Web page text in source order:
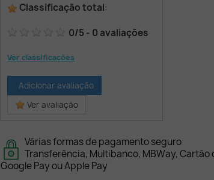
Classificação total:
0/5 - 0 avaliações
Ver classificações
Adicionar avaliação
Ver avaliação
Várias formas de pagamento seguro
Transferência, Multibanco, MBWay, Cartão
Google Pay ou Apple Pay